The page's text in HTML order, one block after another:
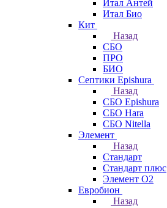
Итал Антей
Итал Био
Кит
Назад
СБО
ПРО
БИО
Септики Epishura
Назад
СБО Epishura
СБО Hara
СБО Nitella
Элемент
Назад
Стандарт
Стандарт плюс
Элемент О2
Евробион
Назад